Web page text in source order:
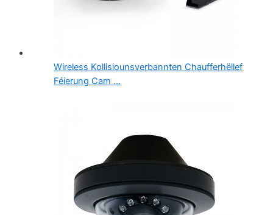
Wireless Kollisiounsverbannten Chaufferhëllef
Féierung Cam ...